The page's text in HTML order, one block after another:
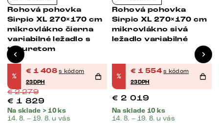
Rohová pohovka
Sirpio XL 270×170 cm
mikrovlákno čierna
variabilné ležadlo s
taburetom
%
€ 1 408 s kódom
23DPH
€2 279
€ 1 829
Na sklade > 10 ks
14. 8. – 19. 8. u vás
Rohová pohovka
Sirpio XL 270×170 cm
mikrovlákno sivá
ležadlo variabilné
%
€ 1 554 s kódom
23DPH
€ 2 019
Na sklade 10 ks
14. 8. – 19. 8. u vás